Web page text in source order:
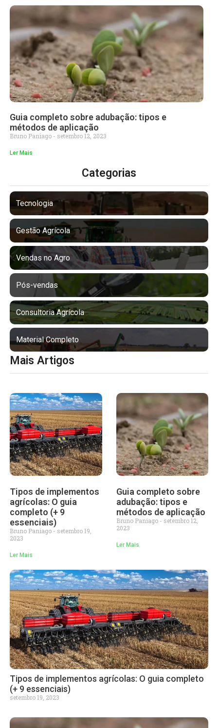
Guia completo sobre adubação: tipos e
métodos de aplicação
Bruno Paniago setembro 12, 2023
Ler Mais
Categorias
Tecnologia
Gestão Agrícola
Vendas no Agro
Pós-vendas
Consultoria Agrícola
Material Completo
Mais Artigos
Tipos de implementos
agrícolas: O guia
completo (+ 9
essenciais)
Bruno Paniago
setembro 19,
2023
Ler Mais
Guia completo sobre
adubação: tipos e
métodos de aplicação
Bruno Paniago
setembro 12,
2023
Ler Mais
Tipos de implementos agrícolas: O guia completo
(+ 9 essenciais)
setembro 19, 2023